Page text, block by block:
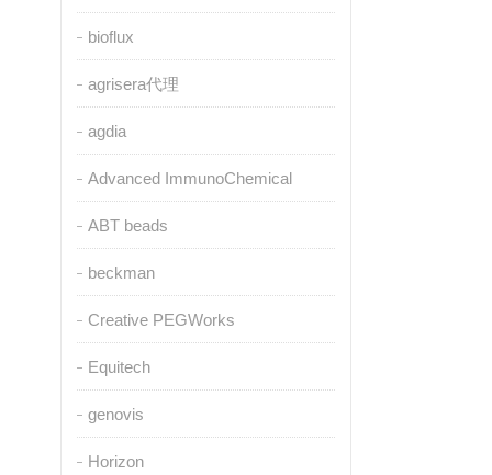
bioflux
agrisera代理
agdia
Advanced ImmunoChemical
ABT beads
beckman
Creative PEGWorks
Equitech
genovis
Horizon